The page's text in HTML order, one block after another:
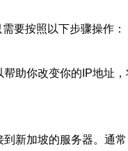
要按照以下步骤操作：
助你改变你的IP地址
新加坡的服务器。通